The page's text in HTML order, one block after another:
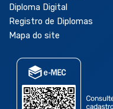
Diploma Digital
Registro de Diplomas
Mapa do site